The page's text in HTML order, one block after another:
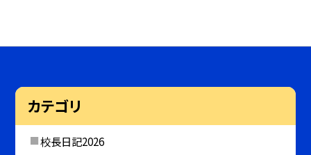
カテゴリ
校長日記2026